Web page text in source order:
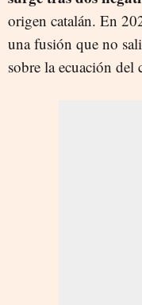
origen catalán. En
una fusión que no
sobre la ecuación del